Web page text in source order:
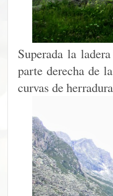
Superada la
parte derecha de
curvas de